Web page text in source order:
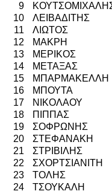
9
10
ΛΕΙΒΑΔΙΤΗΣ
11
ΛΙΩΤΟΣ
12
ΜΑΚΡΗ
13
ΜΕΡΙΚΟΣ
14
ΜΕΤΑΞΑΣ
15
ΜΠΑΡΜΑΚΕΛΛΗ
16
ΜΠΟΥΤΑ
17
ΝΙΚΟΛΑΟΥ
18
ΠΙΠΠΑΣ
19
ΣΟΦΡΩΝΗΣ
20
ΣΤΕΦΑΝΑΚΗ
21
ΣΤΡΙΒΙΛΗΣ
22
ΣΧΟΡΤΣΙΑΝΙΤΗ
23
ΤΟΛΗΣ
24
ΤΣΟΥΚΑΛΗ